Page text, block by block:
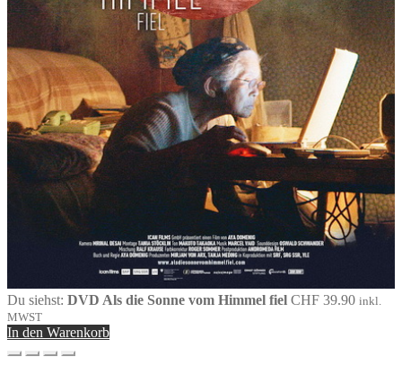
Du siehst: DVD Als die Sonne vom Himmel fiel CHF 39.90 inkl.
MWST
In den Warenkorb